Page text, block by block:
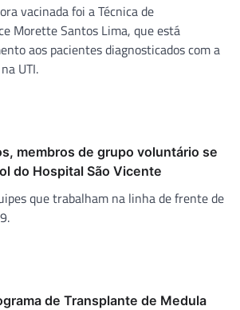
vacinada foi a Técnica de
Morette Santos Lima, que está
aos pacientes diagnosticados com a
UTI.
membros de grupo voluntário se
do Hospital São Vicente
que trabalham na linha de frente de
de Transplante de Medula